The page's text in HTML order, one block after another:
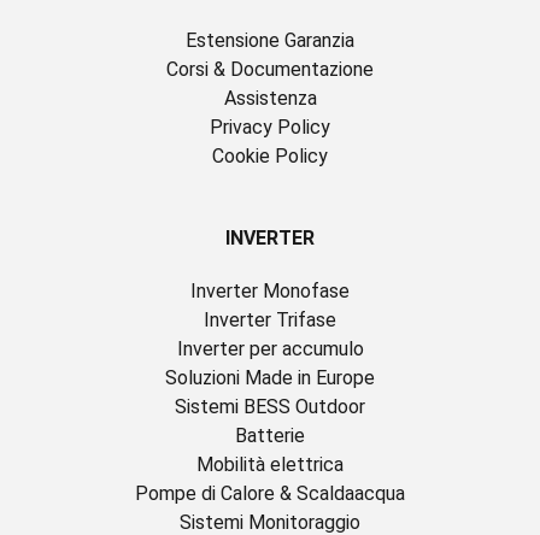
Estensione Garanzia
Corsi & Documentazione
Assistenza
Privacy Policy
Cookie Policy
INVERTER
Inverter Monofase
Inverter Trifase
Inverter per accumulo
Soluzioni Made in Europe
Sistemi BESS Outdoor
Batterie
Mobilità elettrica
Pompe di Calore & Scaldaacqua
Sistemi Monitoraggio